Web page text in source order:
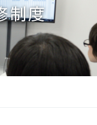
制度